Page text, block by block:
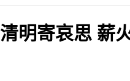
清明寄哀思 薪